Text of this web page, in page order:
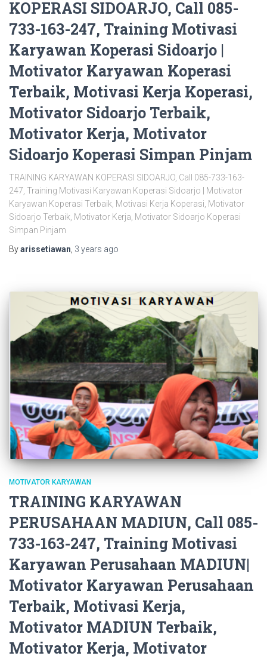
KOPERASI SIDOARJO, Call 085-
733-163-247, Training Motivasi
Karyawan Koperasi Sidoarjo |
Motivator Karyawan Koperasi
Terbaik, Motivasi Kerja Koperasi,
Motivator Sidoarjo Terbaik,
Motivator Kerja, Motivator
Sidoarjo Koperasi Simpan Pinjam
TRAINING KARYAWAN KOPERASI SIDOARJO, Call 085-733-163-
247, Training Motivasi Karyawan Koperasi Sidoarjo | Motivator
Karyawan Koperasi Terbaik, Motivasi Kerja Koperasi, Motivator
Sidoarjo Terbaik, Motivator Kerja, Motivator Sidoarjo Koperasi
Simpan Pinjam
Byarissetiawan 3 years ago
MOTIVATOR KARYAWAN
TRAINING KARYAWAN
PERUSAHAAN MADIUN, Call 085-
733-163-247, Training Motivasi
Karyawan Perusahaan MADIUN|
Motivator Karyawan Perusahaan
Terbaik, Motivasi Kerja,
Motivator MADIUN Terbaik,
Motivator Kerja, Motivator